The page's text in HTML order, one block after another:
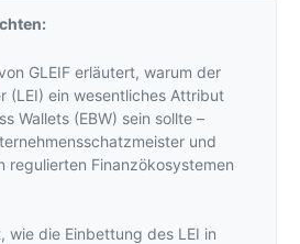
GLEIF erläutert, warum der
(LEI) ein wesentliches Attribut
Wallets (EBW) sein sollte –
und
regulierten Finanzökosystemen
wie die Einbettung des LEI in